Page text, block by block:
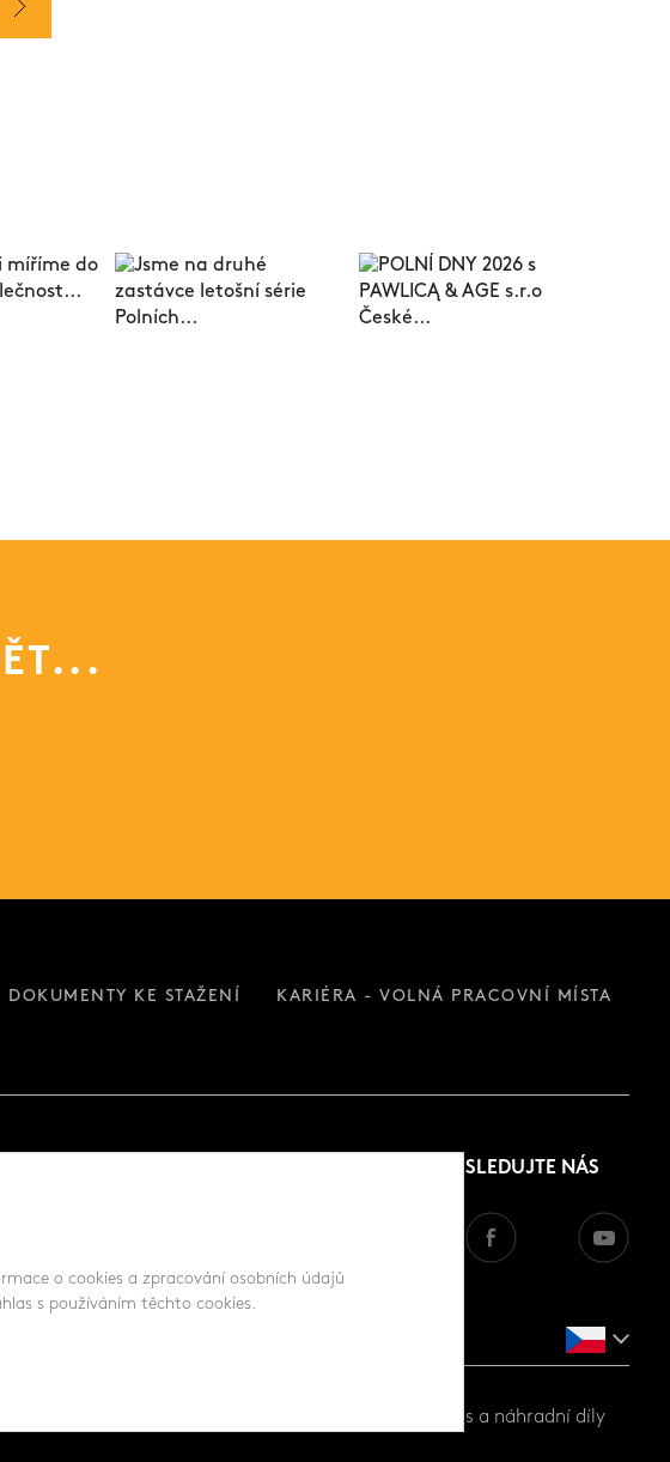
DOKUMENTY KE STAŽENÍ KARIÉRA - VOLNÁ PRACOVNÍ MÍSTA
SLEDUJTE NÁS
- servis a náhradní díly
o cookies a zpracování osobních údajů
s používáním těchto cookies.